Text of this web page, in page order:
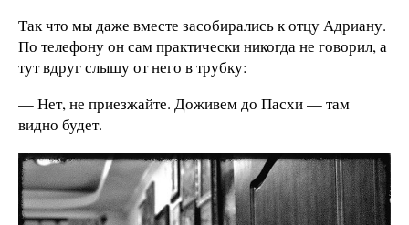
Так что мы даже вместе засобирались к отцу Адриану.
По телефону он сам практически никогда не говорил, а
тут вдруг слышу от него в трубку:
— Нет, не приезжайте. Доживем до Пасхи — там
видно будет.